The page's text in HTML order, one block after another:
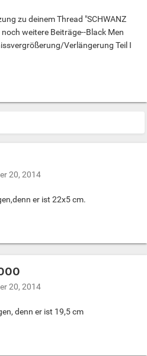
zu deinem Thread "SCHWANZ
weitere Beiträge--Black Men
Verlängerung Teil I
20, 2014
er ist 22x5 cm.
20, 2014
denn er ist 19,5 cm